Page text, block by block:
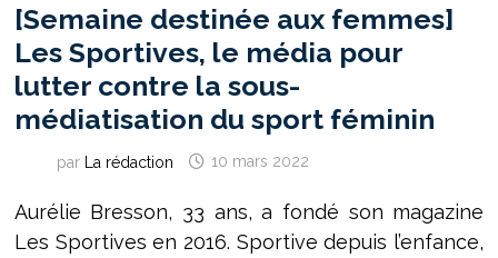
[Semaine destinée aux femmes]
Les Sportives, le média pour
lutter contre la sous-
médiatisation du sport féminin
par La rédaction 10 mars 2022
Aurélie Bresson, 33 ans, a fondé son magazine
Les Sportives en 2016. Sportive depuis l’enfance,